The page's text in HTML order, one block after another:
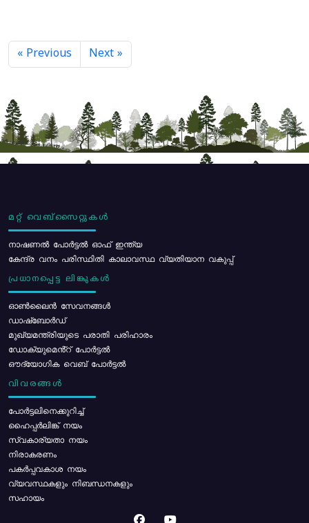
« Previous Next »
മറ്റ് വെബ്സൈറ്റുകൾ
നാഷണൽ പോർട്ടൽ ഓഫ് ഇന്ത്യ
കേന്ദ്ര വനം പരിസ്ഥിതി കാലാവസ്ഥ വ്യതിയാന വകുപ്പ്
പ്രധാനപ്പെട്ട ലിങ്കുകൾ
ഓൺലൈൻ സേവനങ്ങൾ
ഡാഷ്ബോർഡ്
മുഖ്യമന്ത്രിയുടെ പരാതി പരിഹാരം
ഡോക്യുമെൻ്റ് പോർട്ടൽ
ഔദ്യോഗിക വെബ് പോർട്ടൽ
വിവരങ്ങൾ
പോര്‍ട്ടലിനെക്കുറിച്ച്
ഹൈപ്പർലിങ്ക് നയം
സ്വകാര്യതാ നയം
നിരാകരണം
പകർപ്പവകാശ നയം
വ്യവസ്ഥകളും നിബന്ധനകളും
സഹായം